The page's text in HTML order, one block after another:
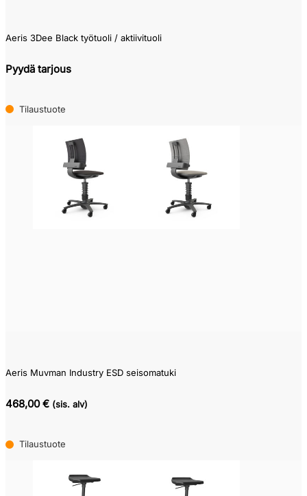
Aeris 3Dee Black työtuoli / aktiivituoli
Pyydä tarjous
Tilaustuote
Aeris Muvman Industry ESD seisomatuki
468,00 € (sis. alv)
Tilaustuote